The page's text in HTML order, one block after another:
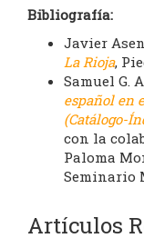
Bibliografía:
Javier
La Rioja,
Samuel G.
español en
(Catálogo-
con la
Paloma
Seminario
Artículos